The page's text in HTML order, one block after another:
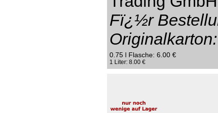
Fï¿½r
Originalkarton:
0.75 l Flasche: 6.00 €
1 Liter: 8.00 €